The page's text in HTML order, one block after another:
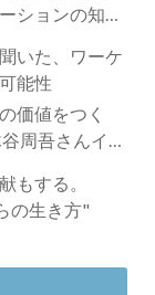
ションの知ら
いた、ワーケ
能性
価値をつく
周吾さんイン
もする。
の生き方"